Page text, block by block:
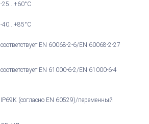
-25...+60°С
-40...+85°С
соответствует EN 60068-2-6/EN 60068-2-27
соответствует EN 61000-6-2/EN 61000-6-4
IP69K (согласно EN 60529)/переменный